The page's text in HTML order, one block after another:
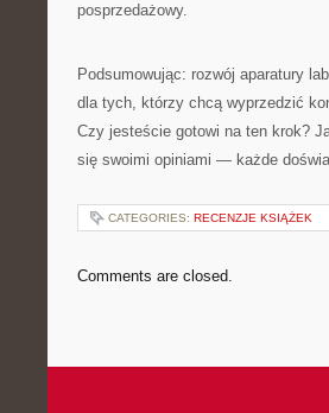
posprzedażowy.
Podsumowując: rozwój aparatury
dla tych, którzy chcą wyprzedzić
Czy jesteście gotowi na ten krok?
się swoimi opiniami — każde
CATEGORIES: RECENZJE KSIĄŻEK
Comments are closed.